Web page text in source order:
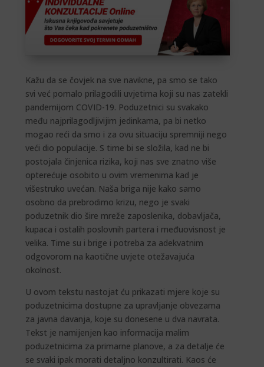
Kažu da se čovjek na sve navikne, pa smo se tako
svi već pomalo prilagodili uvjetima koji su nas zatekli
pandemijom COVID-19. Poduzetnici su svakako
među najprilagodljivijim jedinkama, pa bi netko
mogao reći da smo i za ovu situaciju spremniji nego
veći dio populacije. S time bi se složila, kad ne bi
postojala činjenica rizika, koji nas sve znatno više
opterećuje osobito u ovim vremenima kad je
višestruko uvećan. Naša briga nije kako samo
osobno da prebrodimo krizu, nego je svaki
poduzetnik dio šire mreže zaposlenika, dobavljača,
kupaca i ostalih poslovnih partera i međuovisnost je
velika. Time su i brige i potreba za adekvatnim
odgovorom na kaotične uvjete otežavajuća
okolnost.
U ovom tekstu nastojat ću prikazati mjere koje su
poduzetnicima dostupne za upravljanje obvezama
za javna davanja, koje su donesene u dva navrata.
Tekst je namijenjen kao informacija malim
poduzetnicima za primarne planove, a za detalje će
se svaki ipak morati detaljno konzultirati. Kaos će